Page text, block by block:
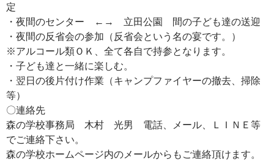
定
・夜間のセンター ←→ 立田公園 間の子ども達の送迎
・夜間の反省会の参加（反省会という名の宴です。）
※アルコール類ＯＫ、全て各自で持参となります。
・子ども達と一緒に楽しむ。
・翌日の後片付け作業（キャンプファイヤーの撤去、掃除
等）
〇連絡先
森の学校事務局 木村 光男 電話、メール、ＬＩＮＥ等
でご連絡下さい。
森の学校ホームページ内のメールからもご連絡頂けます。